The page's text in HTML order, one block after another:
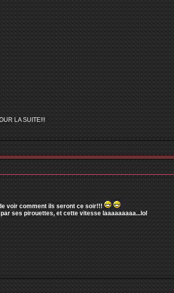
LA SUITE!!!
voir comment ils seront ce soir!!!
ses pirouettes, et cette vitesse laaaaaaaaa...lol